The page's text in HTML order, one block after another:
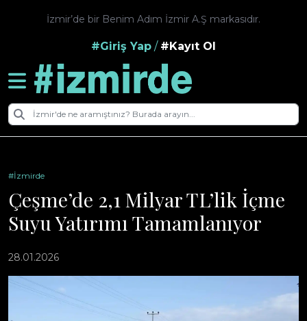
İzmir’de bir Benim Adım İzmir A.Ş markasıdır.
#Giriş Yap / #Kayıt Ol
#İzmirde
Çeşme’de 2,1 Milyar TL’lik İçme
Suyu Yatırımı Tamamlanıyor
28.01.2026